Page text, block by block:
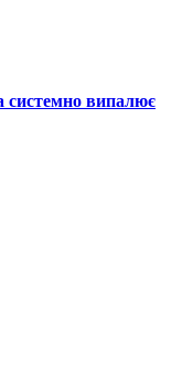
системно випалює